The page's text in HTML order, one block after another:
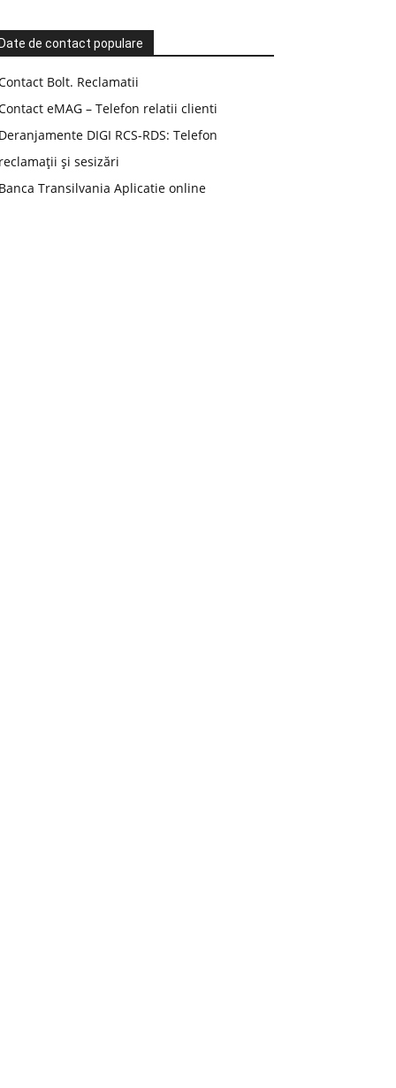
de contact populare
Bolt. Reclamatii
eMAG – Telefon relatii clienti
DIGI RCS-RDS: Telefon
și sesizări
Transilvania Aplicatie online